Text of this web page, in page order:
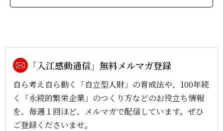
「入江感動通信」無料メルマガ登録
自ら考え自ら動く「自立型人財」の育成法や、100年続
く「永続的繁栄企業」のつくり方などのお役立ち情報
を、毎週１回ほど、メルマガで配信しています。ぜひ
ご登録くださいませ。